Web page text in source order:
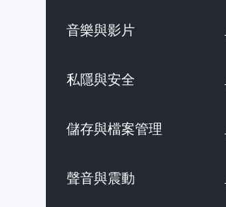
音樂與影片
私隱與安全
儲存與檔案管理
聲音與震動